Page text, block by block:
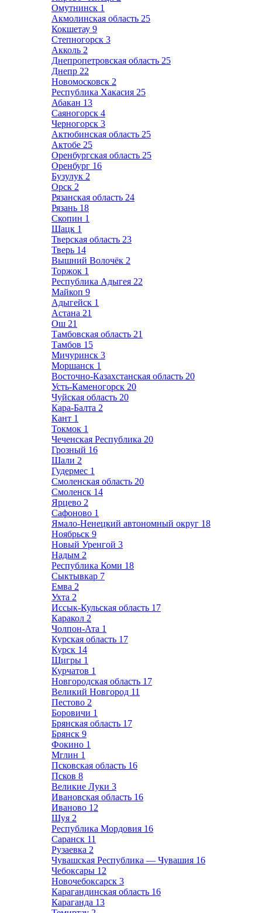
Омутнинск 1
Акмолинская область 25
Кокшетау 9
Степногорск 3
Акколь 2
Днепропетровская область 25
Днепр 22
Новомосковск 2
Республика Хакасия 25
Абакан 13
Саяногорск 4
Черногорск 3
Актюбинская область 25
Актобе 25
Оренбургская область 25
Оренбург 16
Бузулук 2
Орск 2
Рязанская область 24
Рязань 18
Скопин 1
Шацк 1
Тверская область 23
Тверь 14
Вышний Волочёк 2
Торжок 1
Республика Адыгея 22
Майкоп 9
Адыгейск 1
Астана 21
Ош 21
Тамбовская область 21
Тамбов 15
Мичуринск 3
Моршанск 1
Восточно-Казахстанская область 20
Усть-Каменогорск 20
Чуйская область 20
Кара-Балта 2
Кант 1
Токмок 1
Чеченская Республика 20
Грозный 16
Шали 2
Гудермес 1
Смоленская область 20
Смоленск 14
Ярцево 2
Сафоново 1
Ямало-Ненецкий автономный округ 18
Ноябрьск 9
Новый Уренгой 3
Надым 2
Республика Коми 18
Сыктывкар 7
Емва 2
Ухта 2
Иссык-Кульская область 17
Каракол 2
Чолпон-Ата 1
Курская область 17
Курск 14
Щигры 1
Курчатов 1
Новгородская область 17
Великий Новгород 11
Пестово 2
Боровичи 1
Брянская область 17
Брянск 9
Фокино 1
Мглин 1
Псковская область 16
Псков 8
Великие Луки 3
Ивановская область 16
Иваново 12
Шуя 2
Республика Мордовия 16
Саранск 11
Рузаевка 2
Чувашская Республика — Чувашия 16
Чебоксары 12
Новочебоксарск 3
Карагандинская область 16
Караганда 13